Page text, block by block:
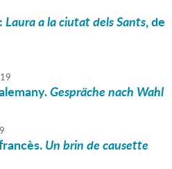
Laura a la ciutat dels Sants, de
Gespräche nach Wahl
Un brin de causette